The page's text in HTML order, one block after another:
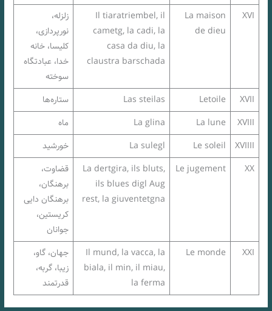
XVI
La maison
de dieu
Il tiaratriembel, il
cametg, la cadi, la
casa da diu, la
claustra barschada
زلزله،
نورپردازی،
کلیسا، خانه
خدا، عبادتگاه
سوخته
XVII
Letoile
Las steilas
ستاره‌ها
XVIII
La lune
La glina
ماه
XVIIII
Le soleil
La sulegl
خورشید
XX
Le jugement
La dertgira, ils bluts,
ils blues digl Aug
rest, la giuventetgna
قضاوت،
برهنگان،
برهنگان دایی
کریستین،
جوانان
XXI
Le monde
Il mund, la vacca, la
biala, il min, il miau,
la ferma
جهان، گاو،
زیبا، گربه،
قدرتمند